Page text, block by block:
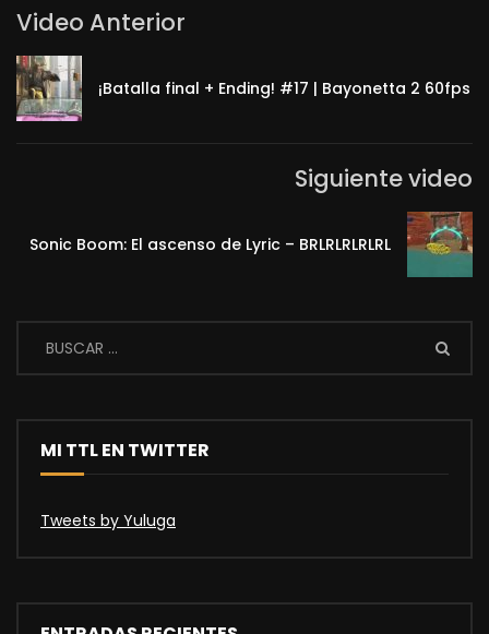
Video Anterior
¡Batalla final + Ending! #17 | Bayonetta 2 60fps
Siguiente video
Sonic Boom: El ascenso de Lyric – BRLRLRLRLRL
MI TTL EN TWITTER
Tweets by Yuluga